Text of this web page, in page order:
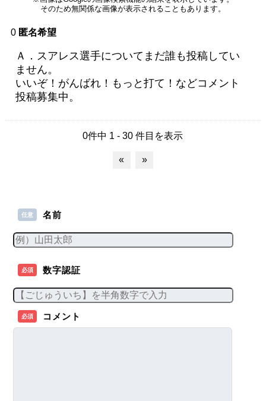
そのため無関係な画像が表示されることもあります。
0 匿名希望
Ａ．スアレス選手についてまだ誰も投稿してい
ません。
いいぞ！がんばれ！もっと打て！などコメント
投稿募集中。
0件中 1 - 30 件目を表示
« »
任意 名前
必須 数字認証
必須 コメント